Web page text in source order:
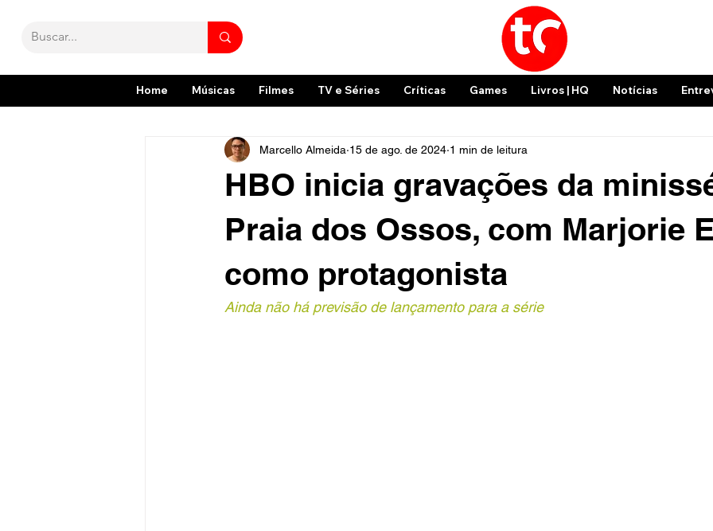
Home Músicas Filmes TV e Séries Críticas Games Livros | HQ Notícias
HBO inicia gravações da
Praia dos Ossos, com Marjorie
como protagonista
Marcello Almeida 15 de ago. de 2024 1 min de leitura
Ainda não há previsão de lançamento para a série